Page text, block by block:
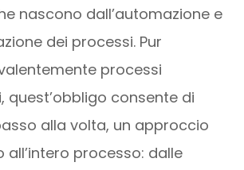
nascono dall’automazione e
dei processi. Pur
processi
quest’obbligo consente di
alla volta, un approccio
all’intero processo: dalle